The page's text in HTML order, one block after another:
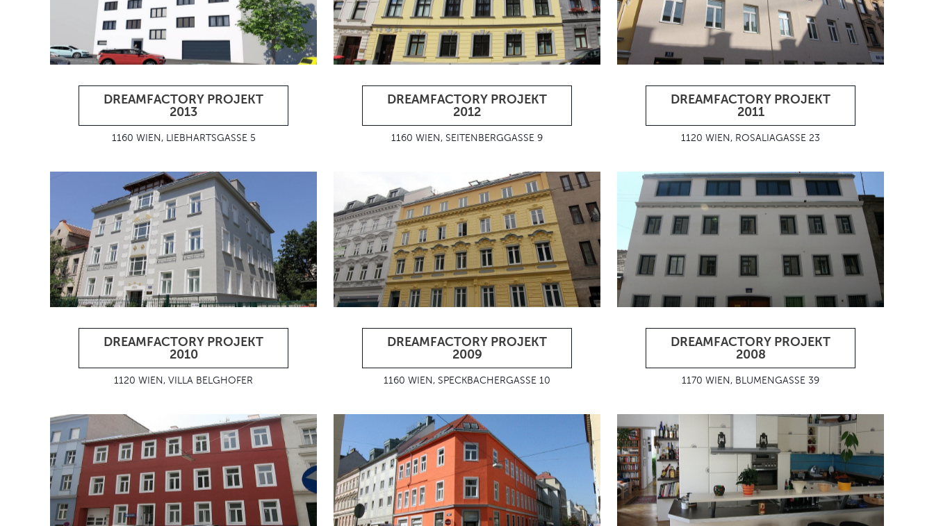
DREAMFACTORY PROJEKT
2013
1160 WIEN, LIEBHARTSGASSE 5
DREAMFACTORY PROJEKT
2012
1160 WIEN, SEITENBERGGASSE 9
DREAMFACTORY PROJEKT
2011
1120 WIEN, ROSALIAGASSE 23
DREAMFACTORY PROJEKT
2010
1120 WIEN, VILLA BELGHOFER
DREAMFACTORY PROJEKT
2009
1160 WIEN, SPECKBACHERGASSE 10
DREAMFACTORY PROJEKT
2008
1170 WIEN, BLUMENGASSE 39